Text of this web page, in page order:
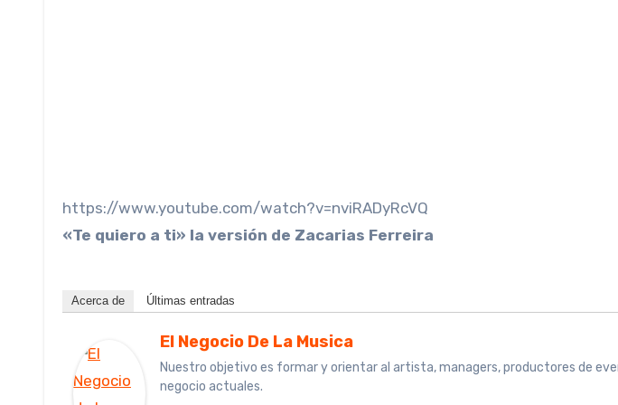
https://www.youtube.com/watch?v=nviRADyRcVQ
«Te quiero a ti» la versión de Zacarias Ferreira
Acerca de Últimas entradas
El Negocio De La Musica
Nuestro objetivo es formar y orientar al artista, managers, productores de
negocio actuales.